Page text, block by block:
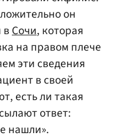
он
Сочи, которая
на правом плече
эти сведения
в своей
есть ли такая
ответ:
нашли».